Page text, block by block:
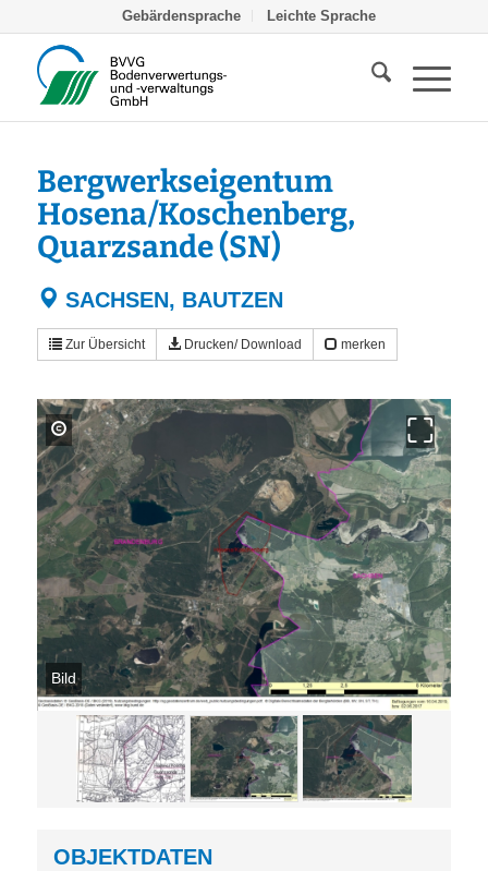
Gebärdensprache Leichte Sprache
Bergwerkseigentum
Hosena/Koschenberg,
Quarzsande (SN)
SACHSEN, BAUTZEN
Zur Übersicht Drucken/ Download merken
Bild
OBJEKTDATEN